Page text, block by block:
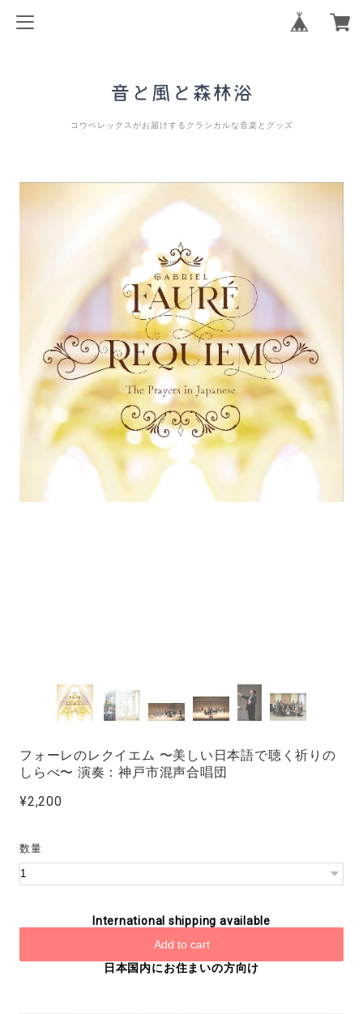
コウベレックスがお届けするクラシカルな音楽とグッズ
フォーレのレクイエム 〜美しい日本語で聴く祈りの
しらべ〜 演奏：神戸市混声合唱団
¥2,200
数量
International shipping available
Add to cart
日本国内にお住まいの方向け